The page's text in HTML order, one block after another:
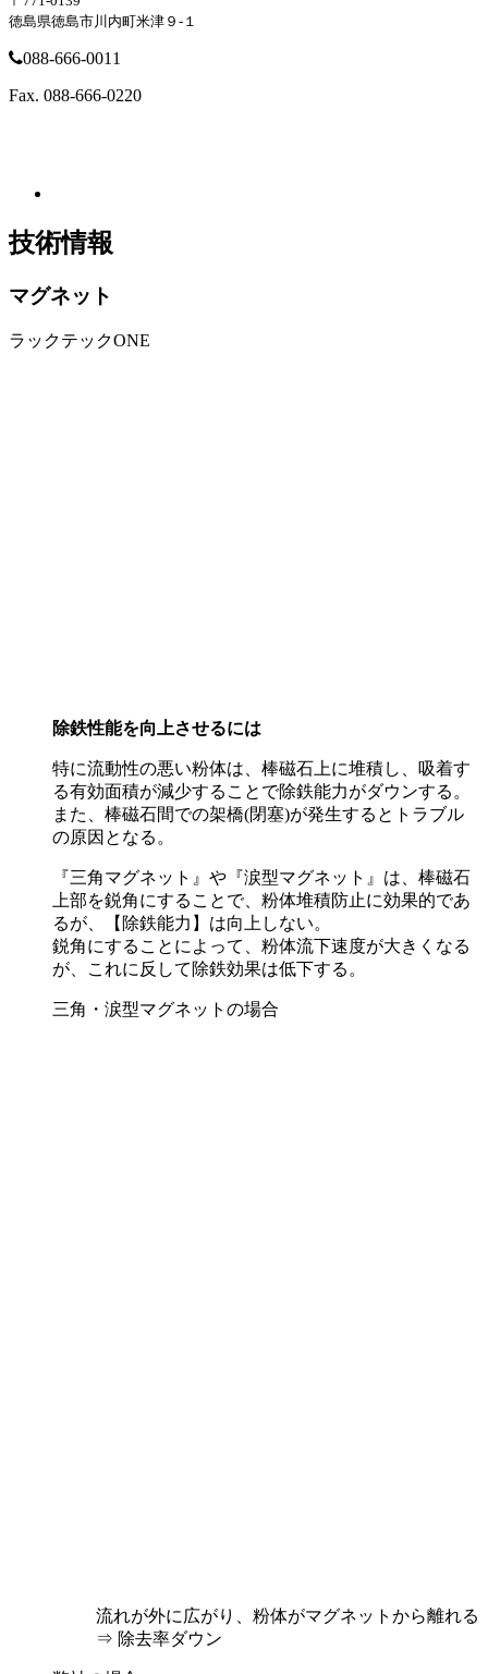
徳島県徳島市川内町米津９-１
088-666-0011
Fax. 088-666-0220
技術情報
マグネット
ラックテックONE
除鉄性能を向上させるには
特に流動性の悪い粉体は、棒磁石上に堆積し、吸着す
る有効面積が減少することで除鉄能力がダウンする。
また、棒磁石間での架橋(閉塞)が発生するとトラブル
の原因となる。
『三角マグネット』や『涙型マグネット』は、棒磁石
上部を鋭角にすることで、粉体堆積防止に効果的であ
るが、【除鉄能力】は向上しない。
鋭角にすることによって、粉体流下速度が大きくなる
が、これに反して除鉄効果は低下する。
三角・涙型マグネットの場合
流れが外に広がり、粉体がマグネットから離れる
⇒ 除去率ダウン